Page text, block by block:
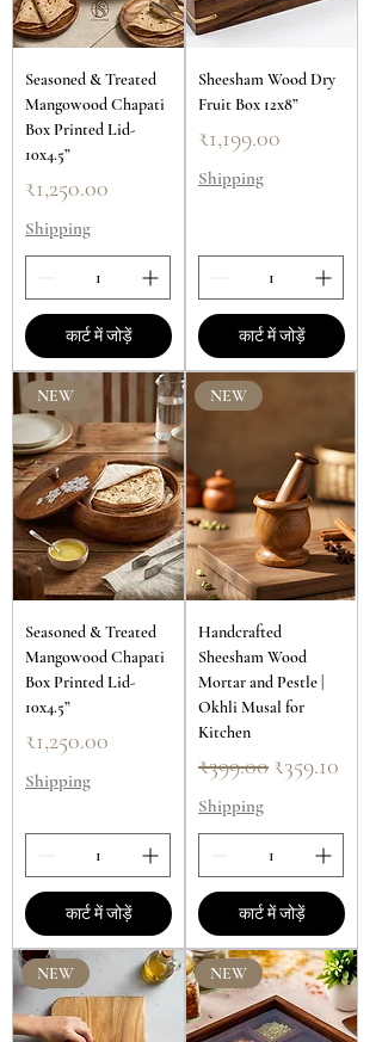
Seasoned & Treated
Mangowood Chapati
Box Printed Lid-
10x4.5”
मूल्य
₹1,250.00
Shipping
कार्ट में जोड़ें
Sheesham Wood Dry
Fruit Box 12x8”
मूल्य
₹1,199.00
Shipping
कार्ट में जोड़ें
NEW
Seasoned & Treated
Mangowood Chapati
Box Printed Lid-
10x4.5”
मूल्य
₹1,250.00
Shipping
कार्ट में जोड़ें
NEW
Handcrafted
Sheesham Wood
Mortar and Pestle |
Okhli Musal for
Kitchen
नियमित मूल्य
₹399.00 बिक्री मूल्य
₹359.10
Shipping
कार्ट में जोड़ें
NEW NEW